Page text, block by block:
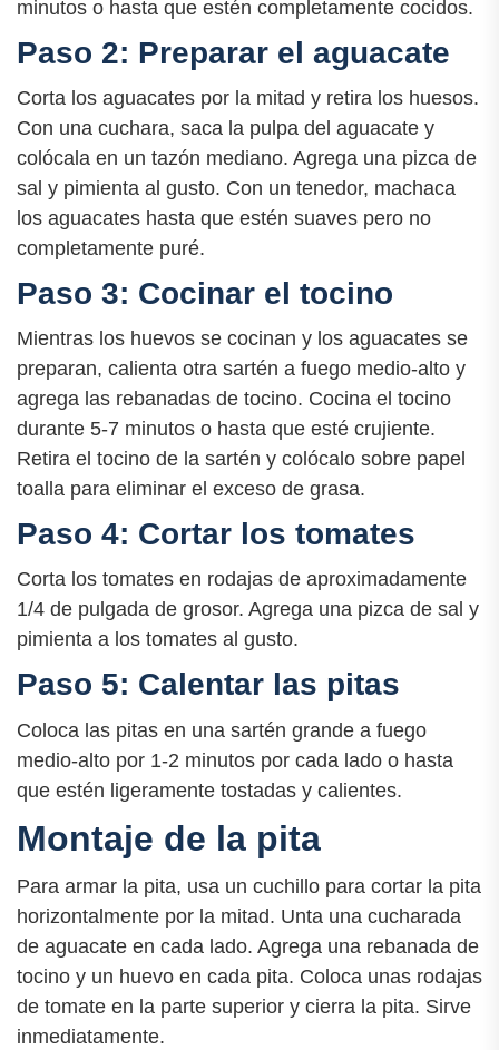
minutos o hasta que estén completamente cocidos.
Paso 2: Preparar el aguacate
Corta los aguacates por la mitad y retira los huesos.
Con una cuchara, saca la pulpa del aguacate y
colócala en un tazón mediano. Agrega una pizca de
sal y pimienta al gusto. Con un tenedor, machaca
los aguacates hasta que estén suaves pero no
completamente puré.
Paso 3: Cocinar el tocino
Mientras los huevos se cocinan y los aguacates se
preparan, calienta otra sartén a fuego medio-alto y
agrega las rebanadas de tocino. Cocina el tocino
durante 5-7 minutos o hasta que esté crujiente.
Retira el tocino de la sartén y colócalo sobre papel
toalla para eliminar el exceso de grasa.
Paso 4: Cortar los tomates
Corta los tomates en rodajas de aproximadamente
1/4 de pulgada de grosor. Agrega una pizca de sal y
pimienta a los tomates al gusto.
Paso 5: Calentar las pitas
Coloca las pitas en una sartén grande a fuego
medio-alto por 1-2 minutos por cada lado o hasta
que estén ligeramente tostadas y calientes.
Montaje de la pita
Para armar la pita, usa un cuchillo para cortar la pita
horizontalmente por la mitad. Unta una cucharada
de aguacate en cada lado. Agrega una rebanada de
tocino y un huevo en cada pita. Coloca unas rodajas
de tomate en la parte superior y cierra la pita. Sirve
inmediatamente.